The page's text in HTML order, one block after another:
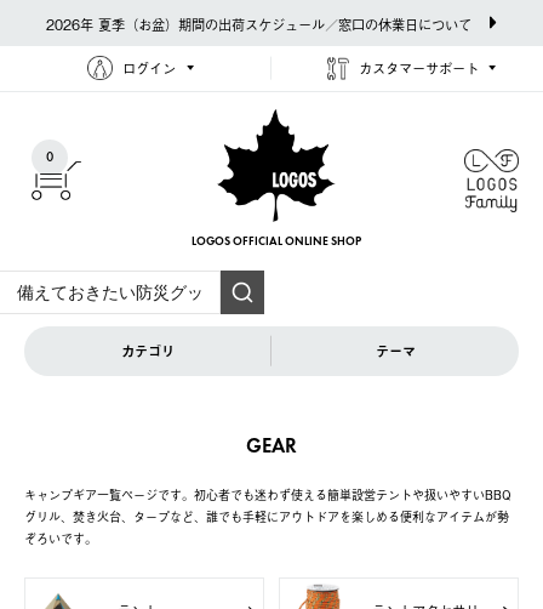
2026年 夏季（お盆）期間の出荷スケジュール／窓口の休業日について
ログイン カスタマーサポート
0
LOGOS OFFICIAL ONLINE SHOP
カテゴリ テーマ
GEAR
キャンプギア一覧ページです。初心者でも迷わず使える簡単設営テントや扱いやすいBBQ
グリル、焚き火台、タープなど、誰でも手軽にアウトドアを楽しめる便利なアイテムが勢
ぞろいです。